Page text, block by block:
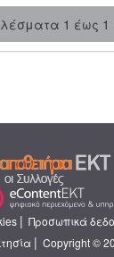
1 έως 1
| Προσωπικά
| Copyright ©